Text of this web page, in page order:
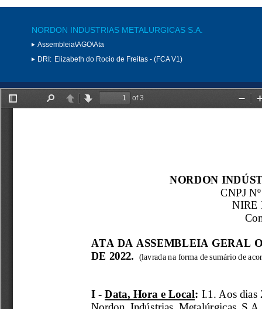
NORDON INDUSTRIAS METALURGICAS S.A.
Assembleia\AGO\Ata
DRI: Elizabeth do Rocio de Freitas - (FCA V1)